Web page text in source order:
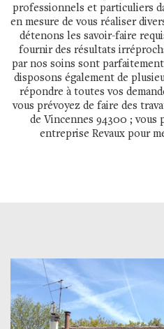
professionnels et particuliers
en mesure de vous réaliser
détenons les savoir-faire
fournir des résultats
par nos soins sont
disposons également de
répondre à toutes vos
vous prévoyez de faire des
de Vincennes 94300 ; vous
entreprise Revaux pour